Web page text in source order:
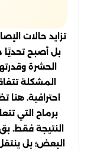
تزايد حالات
بل أصبح تحديًا
الحشرة
المشكلة
احترافية.
برماح التي
النتيجة فقط.
البعض؛ بل